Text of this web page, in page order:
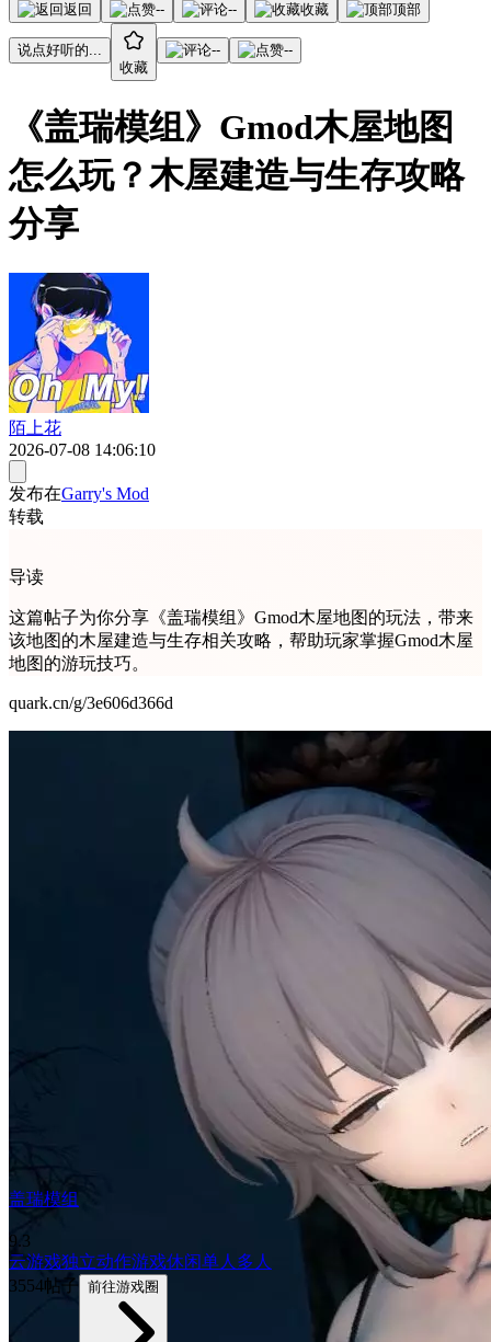
返回 -- -- 收藏 顶部
说点好听的...
收藏
-- --
《盖瑞模组》Gmod木屋地图
怎么玩？木屋建造与生存攻略
分享
陌上花
2026-07-08 14:06:10
发布在Garry's Mod
转载
导读
这篇帖子为你分享《盖瑞模组》Gmod木屋地图的玩法，带来
该地图的木屋建造与生存相关攻略，帮助玩家掌握Gmod木屋
地图的游玩技巧。
quark.cn/g/3e606d366d
盖瑞模组
9.3
云游戏独立动作游戏休闲单人 多人
3554帖子 前往游戏圈